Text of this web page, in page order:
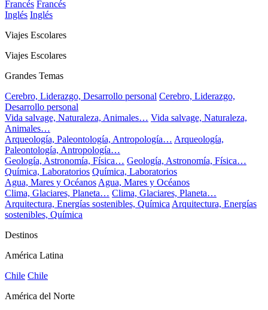
Francés Francés
Inglés Inglés
Viajes Escolares
Viajes Escolares
Grandes Temas
Cerebro, Liderazgo, Desarrollo personal Cerebro, Liderazgo,
Desarrollo personal
Vida salvage, Naturaleza, Animales… Vida salvage, Naturaleza,
Animales…
Arqueología, Paleontología, Antropología… Arqueología,
Paleontología, Antropología…
Geología, Astronomía, Física… Geología, Astronomía, Física…
Química, Laboratorios Química, Laboratorios
Agua, Mares y Océanos Agua, Mares y Océanos
Clima, Glaciares, Planeta… Clima, Glaciares, Planeta…
Arquitectura, Energías sostenibles, Química Arquitectura, Energías
sostenibles, Química
Destinos
América Latina
Chile Chile
América del Norte